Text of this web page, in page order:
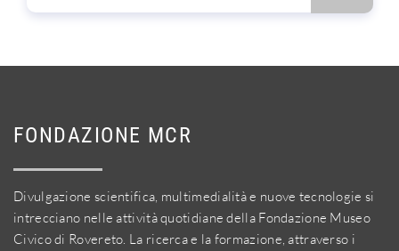
FONDAZIONE MCR
Divulgazione scientifica, multimedialità e nuove tecnologie si
intrecciano nelle attività quotidiane della Fondazione Museo
Civico di Rovereto. La ricerca e la formazione, attraverso i